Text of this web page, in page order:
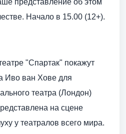
представление об этом
Начало в 15.00 (12+).
"Спартак" покажут
Иво ван Хове для
театра (Лондон)
на сцене
у театралов всего мира.